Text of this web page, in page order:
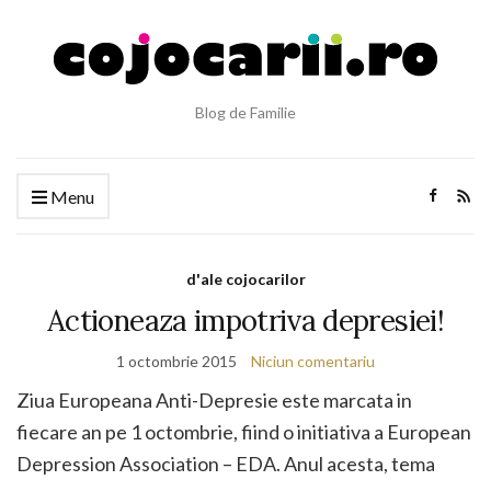
Blog de Familie
Menu
d'ale cojocarilor
Actioneaza impotriva depresiei!
1 octombrie 2015 Niciun comentariu
Ziua Europeana Anti-Depresie este marcata in
fiecare an pe 1 octombrie, fiind o initiativa a European
Depression Association – EDA. Anul acesta, tema